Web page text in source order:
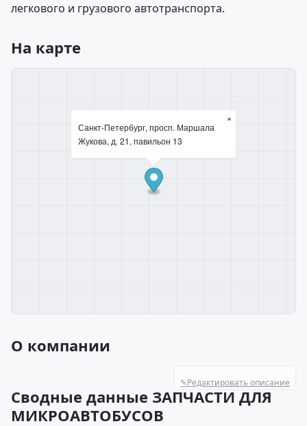
легкового и грузового автотранспорта.
На карте
Санкт-Петербург, просп. Маршала
Жукова, д. 21, павильон 13
×
О компании
✎Редактировать описание
Сводные данные ЗАПЧАСТИ ДЛЯ
МИКРОАВТОБУСОВ